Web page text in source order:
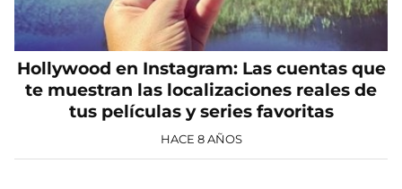
Hollywood en Instagram: Las cuentas que
te muestran las localizaciones reales de
tus películas y series favoritas
HACE 8 AÑOS